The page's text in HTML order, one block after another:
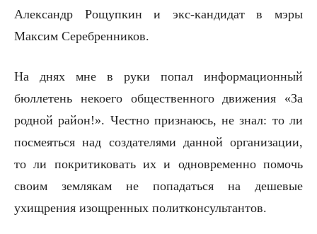
Александр Рощупкин и экс-кандидат в мэры
Максим Серебренников.
На днях мне в руки попал информационный
бюллетень некоего общественного движения «За
родной район!». Честно признаюсь, не знал: то ли
посмеяться над создателями данной организации,
то ли покритиковать их и одновременно помочь
своим землякам не попадаться на дешевые
ухищрения изощренных политконсультантов.